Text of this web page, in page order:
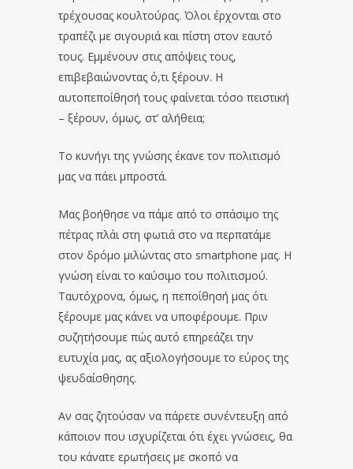
τρέχουσας κουλτούρας. Όλοι έρχονται στο
τραπέζι με σιγουριά και πίστη στον εαυτό
τους. Εμμένουν στις απόψεις τους,
επιβεβαιώνοντας ό,τι ξέρουν. Η
αυτοπεποίθησή τους φαίνεται τόσο πειστική
– ξέρουν, όμως, στ’ αλήθεια;
Το κυνήγι της γνώσης έκανε τον πολιτισμό
μας να πάει μπροστά.
Μας βοήθησε να πάμε από το σπάσιμο της
πέτρας πλάι στη φωτιά στο να περπατάμε
στον δρόμο μιλώντας στο smartphone μας. Η
γνώση είναι το καύσιμο του πολιτισμού.
Ταυτόχρονα, όμως, η πεποίθησή μας ότι
ξέρουμε μας κάνει να υποφέρουμε. Πριν
συζητήσουμε πώς αυτό επηρεάζει την
ευτυχία μας, ας αξιολογήσουμε το εύρος της
ψευδαίσθησης.
Αν σας ζητούσαν να πάρετε συνέντευξη από
κάποιον που ισχυρίζεται ότι έχει γνώσεις, θα
του κάνατε ερωτήσεις με σκοπό να